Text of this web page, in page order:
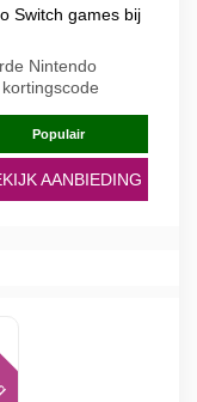
Switch games bij
Nintendo
Populair
AANBIEDING